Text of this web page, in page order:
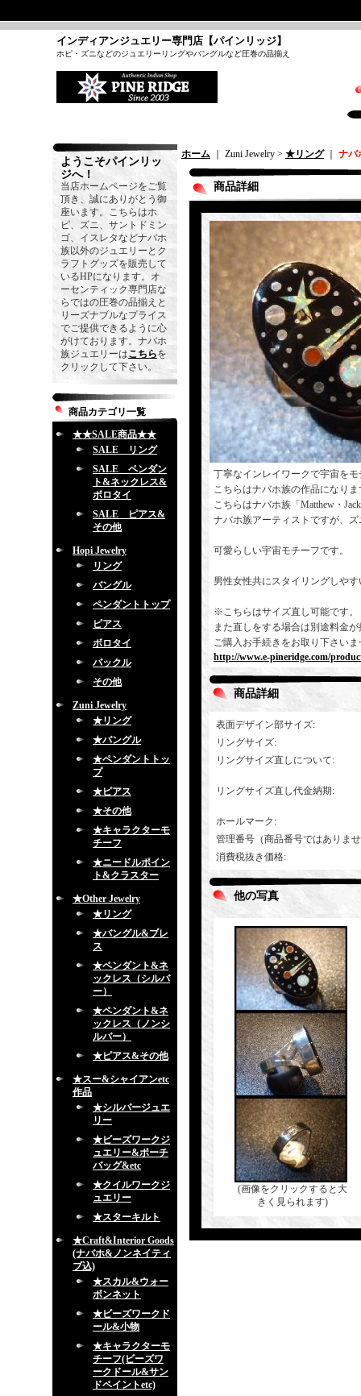
インディアンジュエリー専門店【パインリッジ】
ホピ・ズニなどのジュエリーリングやバングルなど圧巻の品揃え
ようこそパインリッ
ジへ！
当店ホームページをご覧
頂き、誠にありがとう御
座います。こちらはホ
ピ、ズニ、サントドミン
ゴ、イスレタなどナバホ
族以外のジュエリーとク
ラフトグッズを販売して
いるHPになります。オ
ーセンティック専門店な
らではの圧巻の品揃えと
リーズナブルなプライス
でご提供できるように心
がけております。ナバホ
族ジュエリーはこちらを
クリックして下さい。
商品カテゴリ一覧
★★SALE商品★★
SALE リング
SALE ペンダン
ト&ネックレス&
ボロタイ
SALE ピアス&
その他
Hopi Jewelry
リング
バングル
ペンダントトップ
ピアス
ボロタイ
バックル
その他
Zuni Jewelry
★リング
★バングル
★ペンダントトッ
プ
★ピアス
★その他
★キャラクターモ
チーフ
★ニードルポイン
ト&クラスター
★Other Jewelry
★リング
★バングル&ブレ
ス
★ペンダント&ネ
ックレス（シルバ
ー）
★ペンダント&ネ
ックレス（ノンシ
ルバー）
★ピアス&その他
★スー&シャイアンetc
作品
★シルバージュエ
リー
★ビーズワークジ
ュエリー&ポーチ
バッグ&etc
★クイルワークジ
ュエリー
★スターキルト
★Craft&Interior Goods
(ナバホ&ノンネイティ
ブ込)
★スカル&ウォー
ボンネット
★ビーズワークド
ール&小物
★キャラクターモ
チーフ(ビーズワ
ークドール&サン
ドペイントetc)
ホーム ｜ Zuni Jewelry > ★リング｜ ナ
商品詳細
丁寧なインレイワークで宇宙を
こちらはナバホ族の作品になりま
こちらはナバホ族「Matthew・
ナバホ族アーティストですが、
可愛らしい宇宙モチーフです。
男性女性共にスタイリングしや
※こちらはサイズ直し可能です
また直しをする場合は別途料金
ご購入お手続きをお取り下さいま
http://www.e-pineridge.com/
商品詳細
表面デザイン部サイズ:
リングサイズ:
リングサイズ直しについて:
リングサイズ直し代金納期:
ホールマーク :
管理番号（商品番号ではありま
消費税抜き価格:
他の写真
(画像をクリックすると大
きく見られます)